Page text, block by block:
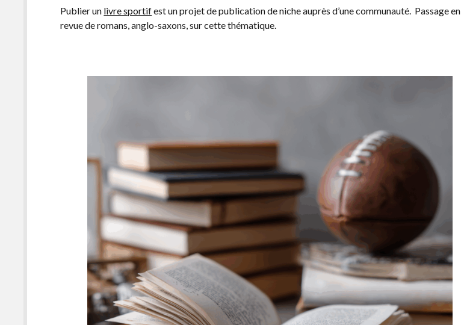
Publier un livre sportifest un projet de publication de niche auprès d’une communauté. Passage en
revue de romans, anglo-saxons, sur cette thématique.